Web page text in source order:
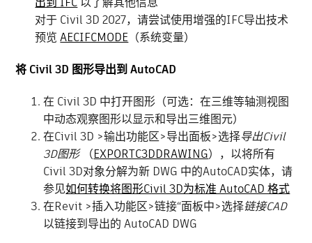
对于 Civil 3D 2027，请尝试使用增强的IFC导出技术
预览AECIFCMODE （系统变量）
将 Civil 3D 图形导出到 AutoCAD
在 Civil 3D 中打开图形（可选：在三维等轴测视图
中动态观察图形以显示和导出三维图元）
在Civil 3D >输出功能区>导出面板>选择导出Civil
3D图形（EXPORTC3DDRAWING），以将所有
Civil 3D对象分解为新 DWG 中的AutoCAD实体，请
参见如何转换将图形Civil 3D为标准 AutoCAD 格式
在Revit >插入功能区>链接“面板中>选择链接CAD
以链接到导出的 AutoCAD DWG